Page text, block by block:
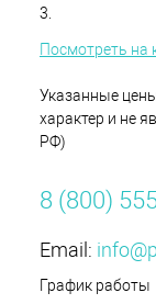
3.
Посмотреть на
Указанные
характер и не
РФ)
8 (800)
Email:
График работы